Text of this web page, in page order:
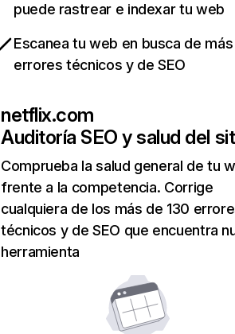
puede rastrear e indexar tu web
Escanea tu web en busca de
errores técnicos y de SEO
netflix.com
Auditoría SEO y salud del
Comprueba la salud general de tu
frente a la competencia. Corrige
cualquiera de los más de 130
técnicos y de SEO que encuentra
herramienta